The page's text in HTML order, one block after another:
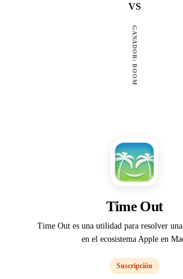
VS
GANADOR: BOOM
Time Out
Time Out es una utilidad para resolver
en el ecosistema Apple en
Suscripción